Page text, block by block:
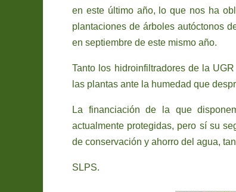
en este último año, lo que nos ha
plantaciones de árboles autóctonos
en septiembre de este mismo año.
Tanto los hidroinfiltradores de la
las plantas ante la humedad que
La financiación de la que
actualmente protegidas, pero sí su
de conservación y ahorro del agua,
SLPS.